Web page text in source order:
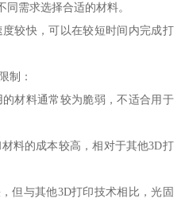
需求选择合适的材料。
较快，可以在较短时间内完成打
制：
材料通常较为脆弱，不适合用于
料的成本较高，相对于其他3D打
但与其他3D打印技术相比，光固